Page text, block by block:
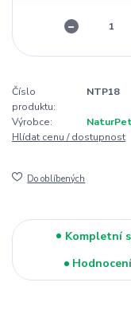
Číslo
produktu:
NTP18
Výrobce:
Hlídat cenu / dostupnost
Do oblíbených
Kompletní